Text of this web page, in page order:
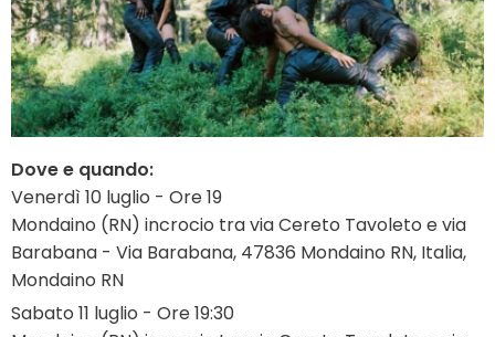
Dove e quando:
Venerdì 10 luglio - Ore 19
Mondaino (RN) incrocio tra via Cereto Tavoleto e via
Barabana - Via Barabana, 47836 Mondaino RN, Italia,
Mondaino RN
Sabato 11 luglio - Ore 19:30